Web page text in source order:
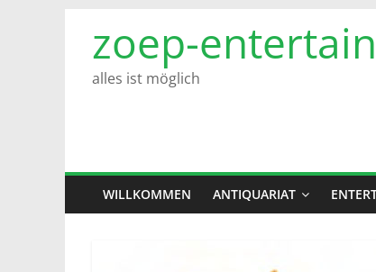
Inhalt
springen
zoep-
alles ist möglich
WILLKOMMEN ANTIQUARIAT